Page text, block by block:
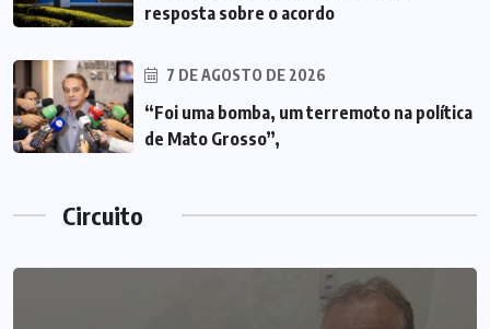
resposta sobre o acordo
7 DE AGOSTO DE 2026
“Foi uma bomba, um terremoto na política
de Mato Grosso”,
Circuito